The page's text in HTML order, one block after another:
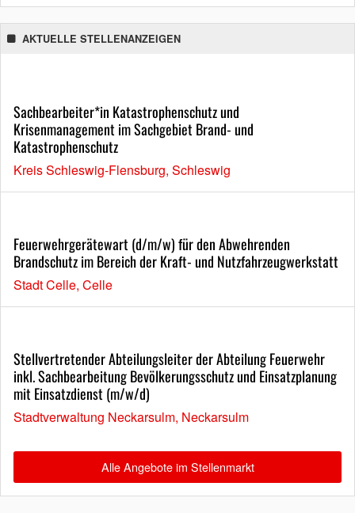
AKTUELLE STELLENANZEIGEN
Sachbearbeiter*in Katastrophenschutz und
Krisenmanagement im Sachgebiet Brand- und
Katastrophenschutz
Kreis Schleswig-Flensburg, Schleswig
Feuerwehrgerätewart (d/m/w) für den Abwehrenden
Brandschutz im Bereich der Kraft- und Nutzfahrzeugwerkstatt
Stadt Celle, Celle
Stellvertretender Abteilungsleiter der Abteilung Feuerwehr
inkl. Sachbearbeitung Bevölkerungsschutz und Einsatzplanung
mit Einsatzdienst (m/w/d)
Stadtverwaltung Neckarsulm, Neckarsulm
Alle Angebote im Stellenmarkt